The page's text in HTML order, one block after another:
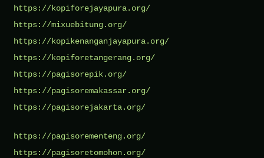
https://kopiforejayapura.org/
https://mixuebitung.org/
https://kopikenanganjayapura.org/
https://kopiforetangerang.org/
https://pagisorepik.org/
https://pagisoremakassar.org/
https://pagisorejakarta.org/
https://pagisorementeng.org/
https://pagisoretomohon.org/